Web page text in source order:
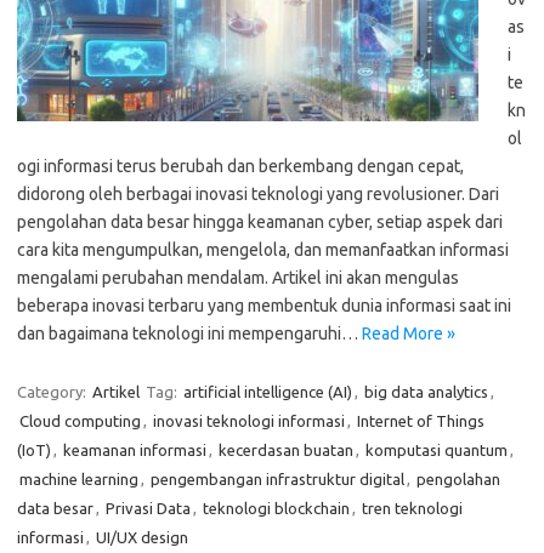
as
i
te
kn
ol
ogi informasi terus berubah dan berkembang dengan cepat,
didorong oleh berbagai inovasi teknologi yang revolusioner. Dari
pengolahan data besar hingga keamanan cyber, setiap aspek dari
cara kita mengumpulkan, mengelola, dan memanfaatkan informasi
mengalami perubahan mendalam. Artikel ini akan mengulas
beberapa inovasi terbaru yang membentuk dunia informasi saat ini
dan bagaimana teknologi ini mempengaruhi… Read More »
Category: Artikel Tag: artificial intelligence (AI) , big data analytics ,
Cloud computing , inovasi teknologi informasi , Internet of Things
(IoT) , keamanan informasi , kecerdasan buatan , komputasi quantum ,
machine learning , pengembangan infrastruktur digital, pengolahan
data besar, Privasi Data , teknologi blockchain , tren teknologi
informasi , UI/UX design